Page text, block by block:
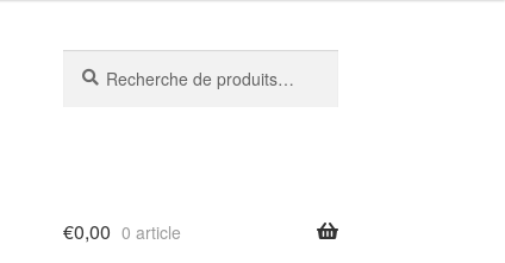
pour :
€0,00 0 article